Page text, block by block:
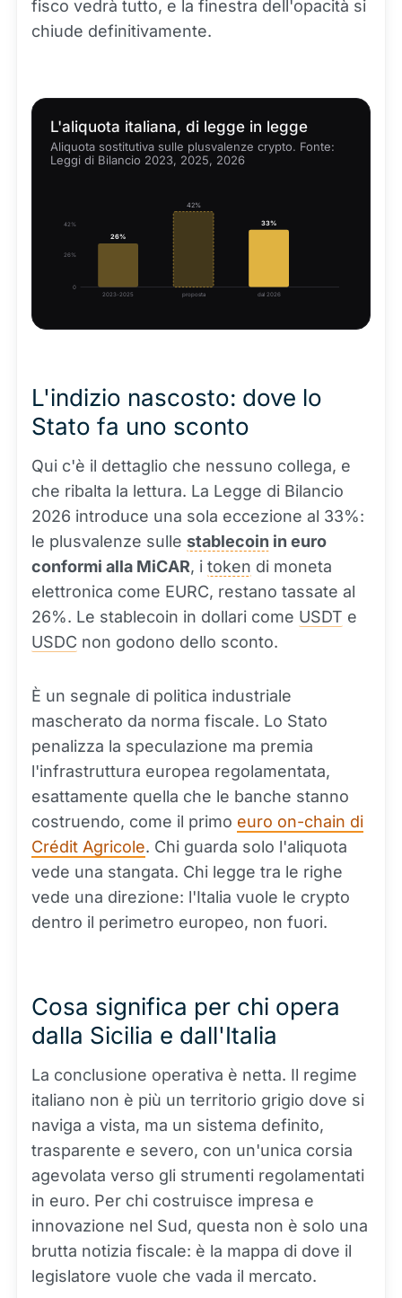
fisco vedrà tutto, e la finestra dell'opacità si
chiude definitivamente.
L'aliquota italiana, di legge in legge
Aliquota sostitutiva sulle plusvalenze crypto. Fonte:
Leggi di Bilancio 2023, 2025, 2026
42%
26%
0
26%
2023-2025
42%
proposta
33%
dal 2026
L'indizio nascosto: dove lo
Stato fa uno sconto
Qui c'è il dettaglio che nessuno collega, e
che ribalta la lettura. La Legge di Bilancio
2026 introduce una sola eccezione al 33%:
le plusvalenze sulle stablecoin in euro
conformi alla MiCAR, i token di moneta
elettronica come EURC, restano tassate al
26%. Le stablecoin in dollari come USDT e
USDC non godono dello sconto.
È un segnale di politica industriale
mascherato da norma fiscale. Lo Stato
penalizza la speculazione ma premia
l'infrastruttura europea regolamentata,
esattamente quella che le banche stanno
costruendo, come il primo euro on-chain di
Crédit Agricole. Chi guarda solo l'aliquota
vede una stangata. Chi legge tra le righe
vede una direzione: l'Italia vuole le crypto
dentro il perimetro europeo, non fuori.
Cosa significa per chi opera
dalla Sicilia e dall'Italia
La conclusione operativa è netta. Il regime
italiano non è più un territorio grigio dove si
naviga a vista, ma un sistema definito,
trasparente e severo, con un'unica corsia
agevolata verso gli strumenti regolamentati
in euro. Per chi costruisce impresa e
innovazione nel Sud, questa non è solo una
brutta notizia fiscale: è la mappa di dove il
legislatore vuole che vada il mercato.